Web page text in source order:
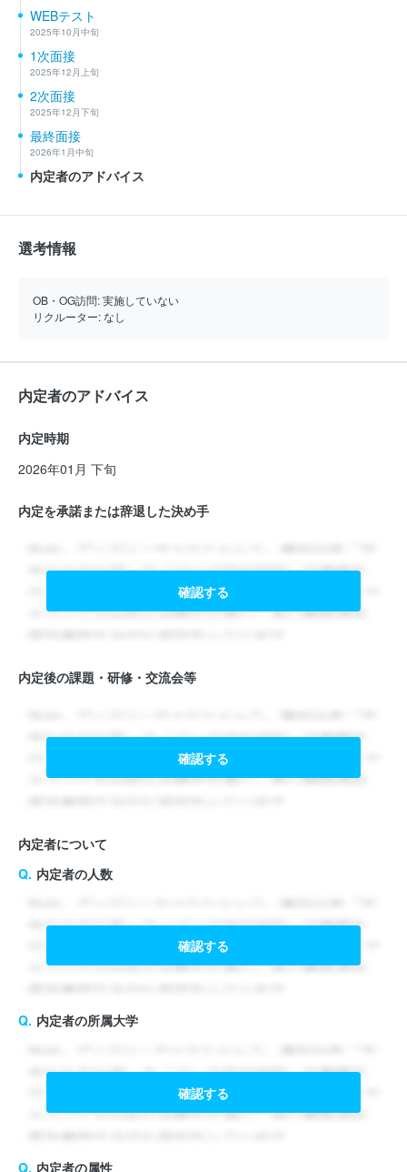
WEBテスト
2025年10月中旬
1次面接
2025年12月上旬
2次面接
2025年12月下旬
最終面接
2026年1月中旬
内定者のアドバイス
選考情報
OB・OG訪問:実施していない
リクルーター:なし
内定者のアドバイス
内定時期
2026年01月 下旬
内定を承諾または辞退した決め手
確認する
内定後の課題・研修・交流会等
確認する
内定者について
内定者の人数
確認する
内定者の所属大学
確認する
内定者の属性